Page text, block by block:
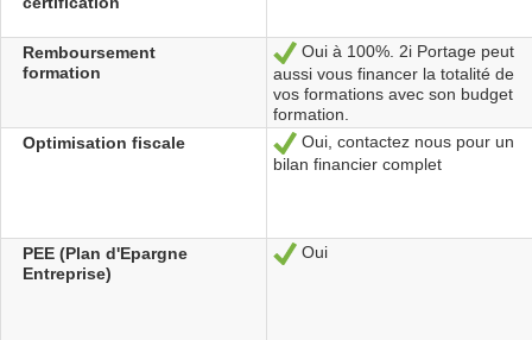
Remboursement
formation
Sí
Oui à 100%. 2i Portage peut
aussi vous financer la totalité de
vos formations avec son budget
formation.
Optimisation fiscale
Sí
Oui, contactez nous pour un
bilan financier complet
PEE (Plan d'Epargne
Entreprise)
Sí
Oui